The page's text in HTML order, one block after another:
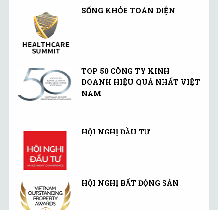
SỐNG KHỎE TOÀN DIỆN
TOP 50 CÔNG TY KINH
DOANH HIỆU QUẢ NHẤT VIỆT
NAM
HỘI NGHỊ ĐẦU TƯ
HỘI NGHỊ BẤT ĐỘNG SẢN